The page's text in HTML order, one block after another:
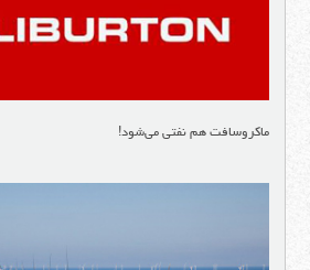
ماکروسافت هم نفتی می‌شود!